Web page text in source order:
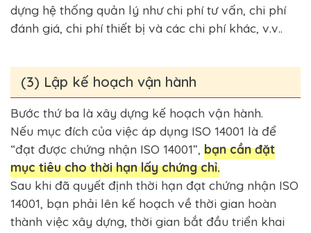
dựng hệ thống quản lý như chi phí tư vấn, chi phí
đánh giá, chi phí thiết bị và các chi phí khác, v.v..
(3) Lập kế hoạch vận hành
Bước thứ ba là xây dựng kế hoạch vận hành.
Nếu mục đích của việc áp dụng ISO 14001 là để
“đạt được chứng nhận ISO 14001”, bạn cần đặt
mục tiêu cho thời hạn lấy chứng chỉ.
Sau khi đã quyết định thời hạn đạt chứng nhận ISO
14001, bạn phải lên kế hoạch về thời gian hoàn
thành việc xây dựng, thời gian bắt đầu triển khai